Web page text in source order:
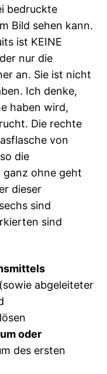
bedruckte
Bild sehen kann.
ist KEINE
nur die
an. Sie ist nicht
Ich denke,
haben wird,
Die rechte
von
die
ganz ohne geht
dieser
sind
sind
abgeleiteter
oder
des ersten